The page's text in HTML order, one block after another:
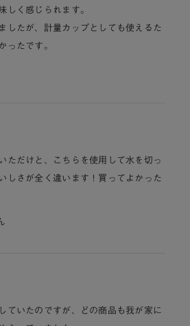
しく感じられます。
したが、計量カップとしても使えるた
ったです。
ただけと、こちらを使用して水を切っ
しさが全く違います！買ってよかった
ていたのですが、どの商品も我が家に